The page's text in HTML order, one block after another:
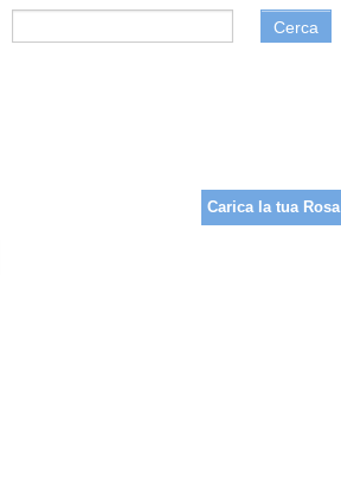
Cerca
Carica la tua Rosa